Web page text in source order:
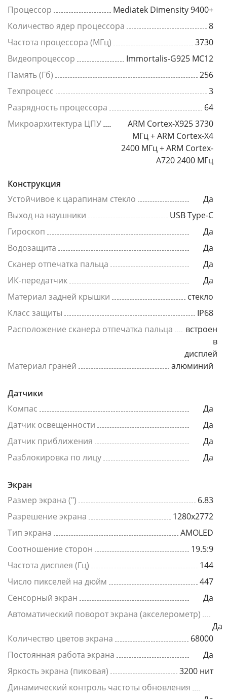
Процессор
Mediatek Dimensity 9400+
Количество ядер процессора
8
Частота процессора (МГц)
3730
Видеопроцессор
Immortalis-G925 MC12
Память (Гб)
256
Техпроцесс
3
Разрядность процессора
64
Микроархитектура ЦПУ
ARM Cortex-X925 3730
МГц + ARM Cortex-X4
2400 МГц + ARM Cortex-
A720 2400 МГц
Конструкция
Устойчивое к царапинам стекло
Да
Выход на наушники
USB Type-C
Гироскоп
Да
Водозащита
Да
Сканер отпечатка пальца
Да
ИК-передатчик
Да
Материал задней крышки
стекло
Класс защиты
IP68
Расположение сканера отпечатка пальца
встроен
в
дисплей
Материал граней
алюминий
Датчики
Компас
Да
Датчик освещенности
Да
Датчик приближения
Да
Разблокировка по лицу
Да
Экран
Размер экрана (")
6.83
Разрешение экрана
1280x2772
Тип экрана
AMOLED
Соотношение сторон
19.5:9
Частота дисплея (Гц)
144
Число пикселей на дюйм
447
Сенсорный экран
Да
Автоматический поворот экрана (акселерометр)
Да
Количество цветов экрана
68000
Постоянная работа экрана
Да
Яркость экрана (пиковая)
3200 нит
Динамический контроль частоты обновления